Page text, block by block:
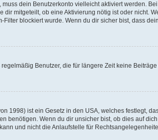
dein Benutzerkonto vielleicht aktiviert werden.
mitgeteilt, ob eine Aktivierung nötig ist oder nicht.
blockiert wurde. Wenn du dir sicher bist, dass
Benutzer, die für längere Zeit keine
1998) ist ein Gesetz in den USA, welches festlegt,
Wenn du dir unsicher bist, ob dies auf
und nicht die Anlaufstelle für